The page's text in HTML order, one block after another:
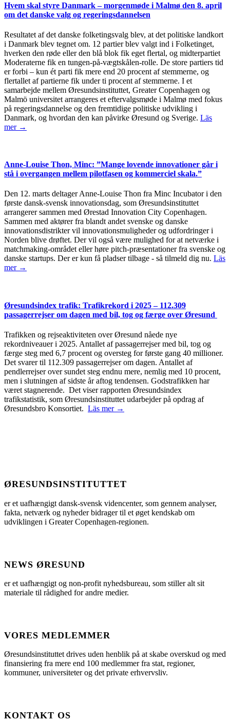
Hvem skal styre Danmark – morgenmøde i Malmø den 8. april
om det danske valg og regeringsdannelsen
Resultatet af det danske folketingsvalg blev, at det politiske landkort
i Danmark blev tegnet om. 12 partier blev valgt ind i Folketinget,
hverken den røde eller den blå blok fik eget flertal, og midterpartiet
Moderaterne fik en tungen-på-vægtskålen-rolle. De store partiers tid
er forbi – kun ét parti fik mere end 20 procent af stemmerne, og
flertallet af partierne fik under ti procent af stemmerne. I et
samarbejde mellem Øresundsinstituttet, Greater Copenhagen og
Malmö universitet arrangeres et eftervalgsmøde i Malmø med fokus
på regeringsdannelse og den fremtidige politiske udvikling i
Danmark, og hvordan den kan påvirke Øresund og Sverige. Läs
mer →
Anne-Louise Thon, Minc: ”Mange lovende innovationer går i
stå i overgangen mellem pilotfasen og kommerciel skala.”
Den 12. marts deltager Anne-Louise Thon fra Minc Incubator i den
første dansk-svensk innovationsdag, som Øresundsinstituttet
arrangerer sammen med Ørestad Innovation City Copenhagen.
Sammen med aktører fra blandt andet svenske og danske
innovationsdistrikter vil innovationsmuligheder og udfordringer i
Norden blive drøftet. Der vil også være mulighed for at netværke i
matchmaking-området eller høre pitch-præsentationer fra svenske og
danske startups. Der er kun få pladser tilbage - så tilmeld dig nu. Läs
mer →
Øresundsindex trafik: Trafikrekord i 2025 – 112.309
passagerrejser om dagen med bil, tog og færge over Øresund
Trafikken og rejseaktiviteten over Øresund nåede nye
rekordniveauer i 2025. Antallet af passagerrejser med bil, tog og
færge steg med 6,7 procent og oversteg for første gang 40 millioner.
Det svarer til 112.309 passagerrejser om dagen. Antallet af
pendlerrejser over sundet steg endnu mere, nemlig med 10 procent,
men i slutningen af sidste år aftog tendensen. Godstrafikken har
været stagnerende. Det viser rapporten Øresundsindex
trafikstatistik, som Øresundsinstituttet udarbejder på opdrag af
Øresundsbro Konsortiet. Läs mer →
ØRESUNDSINSTITUTTET
er et uafhængigt dansk-svensk videncenter, som gennem analyser,
fakta, netværk og nyheder bidrager til et øget kendskab om
udviklingen i Greater Copenhagen-regionen.
NEWS ØRESUND
er et uafhængigt og non-profit nyhedsbureau, som stiller alt sit
materiale til rådighed for andre medier.
VORES MEDLEMMER
Øresundsinstituttet drives uden henblik på at skabe overskud og med
finansiering fra mere end 100 medlemmer fra stat, regioner,
kommuner, universiteter og det private erhvervsliv.
KONTAKT OS